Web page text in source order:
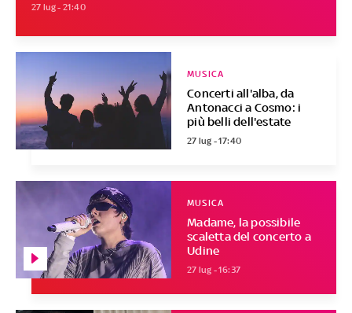
27 lug - 21:40
Concerti all'alba, da
Antonacci a Cosmo: i
più belli dell'estate
MUSICA
27 lug - 17:40
Madame, la possibile
scaletta del concerto a
Udine
MUSICA
27 lug - 16:37